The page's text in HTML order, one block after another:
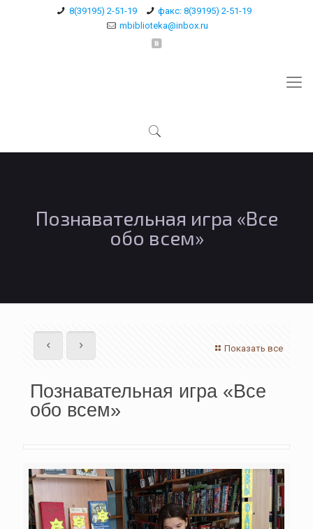
8(39195) 2-51-19
факс: 8(39195) 2-51-19
mbiblioteka@inbox.ru
Познавательная игра «Все
обо всем»
Показать все
Познавательная игра «Все
обо всем»